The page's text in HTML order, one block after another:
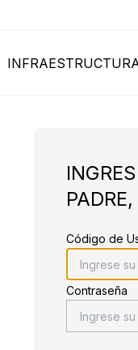
Código de
Contraseña